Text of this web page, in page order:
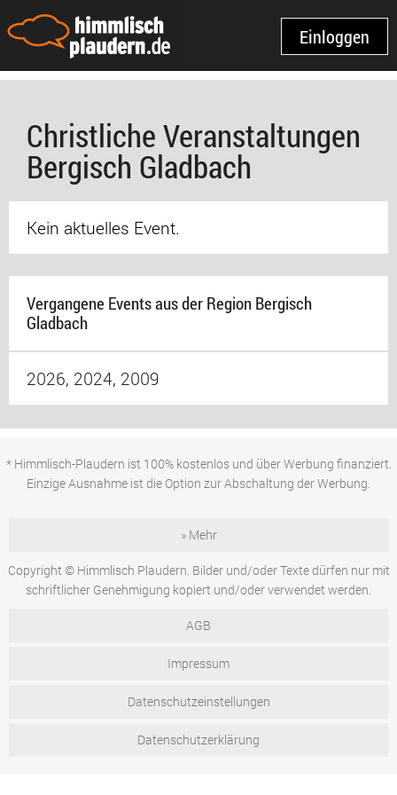
Einloggen
Christliche Veranstaltungen
Bergisch Gladbach
Kein aktuelles Event.
Vergangene Events aus der Region Bergisch
Gladbach
2026, 2024, 2009
* Himmlisch-Plaudern ist 100% kostenlos und über Werbung finanziert.
Einzige Ausnahme ist die Option zur Abschaltung der Werbung.
» Mehr
Copyright © Himmlisch Plaudern. Bilder und/oder Texte dürfen nur mit
schriftlicher Genehmigung kopiert und/oder verwendet werden.
AGB
Impressum
Datenschutzeinstellungen
Datenschutzerklärung